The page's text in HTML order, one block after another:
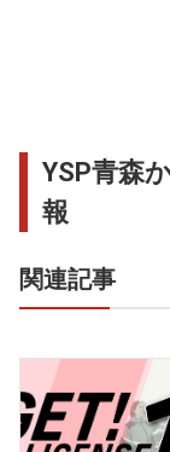
YSP青森
報
関連記事